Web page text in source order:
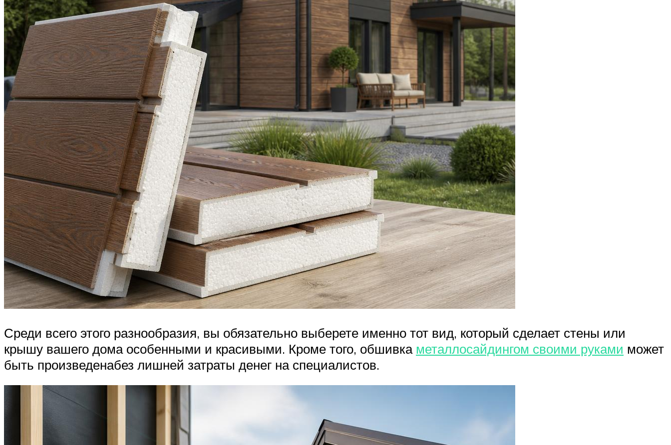
Среди всего этого разнообразия, вы обязательно выберете именно тот вид, который сделает стены или
крышу вашего дома особенными и красивыми. Кроме того, обшивка металлосайдингом своими руками может
быть произведенабез лишней затраты денег на специалистов.